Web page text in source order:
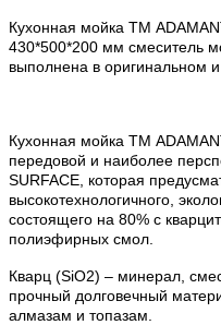
Кухонная мойка ТМ
430*500*200 мм смеситель
выполнена в оригинальном
Кухонная мойка ТМ
передовой и наиболее
SURFACE, которая
высокотехнологичного,
состоящего на 80% с
полиэфирных смол.
Кварц (SiO2) – минерал,
прочный долговечный
алмазам и топазам.